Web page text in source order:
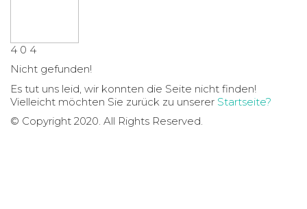
4 0 4
Nicht gefunden!
Es tut uns leid, wir konnten die Seite nicht finden!
Vielleicht möchten Sie zurück zu unserer Startseite?
© Copyright 2020. All Rights Reserved.